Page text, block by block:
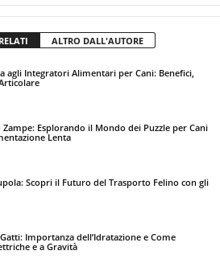
ALTRO DALL'AUTORE
agli Integratori Alimentari per Cani: Benefici,
Esplorando il Mondo dei Puzzle per Cani
Lenta
Scopri il Futuro del Trasporto Felino con gli
Importanza dell’Idratazione e Come
e a Gravità